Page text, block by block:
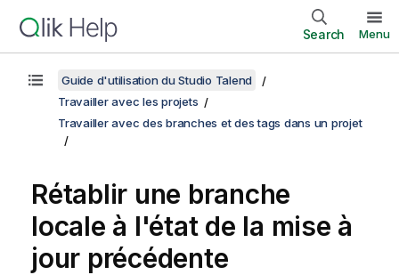
Search Menu
Guide d'utilisation du Studio Talend
Travailler avec les projets
Travailler avec des branches et des tags dans un projet
Rétablir une branche
locale à l'état de la mise à
jour précédente